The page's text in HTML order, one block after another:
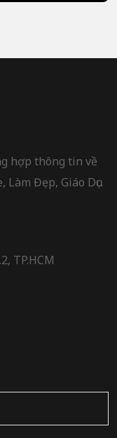
hợp thông tin về
Đẹp, Giáo Dục.
TP.HCM